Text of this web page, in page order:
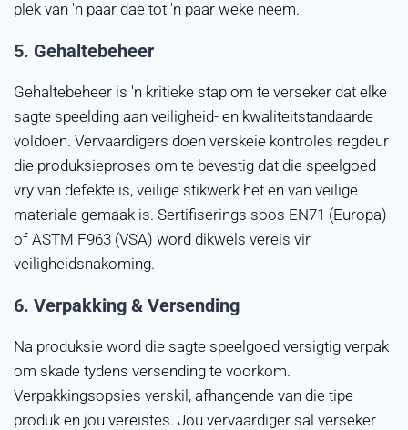
plek van 'n paar dae tot 'n paar weke neem.
5. Gehaltebeheer
Gehaltebeheer is 'n kritieke stap om te verseker dat elke
sagte speelding aan veiligheid- en kwaliteitstandaarde
voldoen. Vervaardigers doen verskeie kontroles regdeur
die produksieproses om te bevestig dat die speelgoed
vry van defekte is, veilige stikwerk het en van veilige
materiale gemaak is. Sertifiserings soos EN71 (Europa)
of ASTM F963 (VSA) word dikwels vereis vir
veiligheidsnakoming.
6. Verpakking & Versending
Na produksie word die sagte speelgoed versigtig verpak
om skade tydens versending te voorkom.
Verpakkingsopsies verskil, afhangende van die tipe
produk en jou vereistes. Jou vervaardiger sal verseker